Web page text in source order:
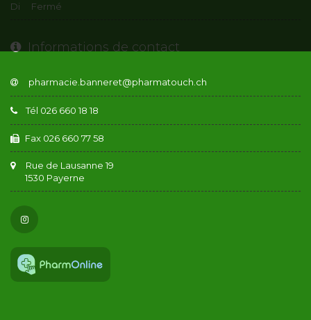
Di Fermé
Informations de contact
Tél 026 660 18 18
Fax 026 660 77 58
Rue de Lausanne 19
1530 Payerne